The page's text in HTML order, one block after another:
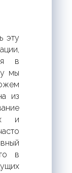
эту
в
мы
из
и
в